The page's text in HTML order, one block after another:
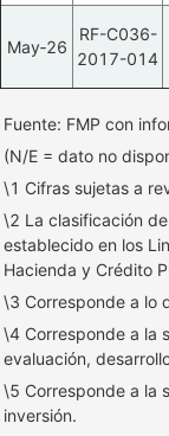
May‑26
RF-C036-
2017-014
Fuente: FMP con
(N/E = dato no
\1 Cifras sujetas a
\2 La clasificación
establecido en los
Hacienda y Crédito
\3 Corresponde a lo
\4 Corresponde a la
evaluación,
\5 Corresponde a la
inversión.